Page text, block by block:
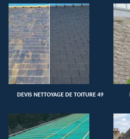
DEVIS NETTOYAGE DE TOITURE 49